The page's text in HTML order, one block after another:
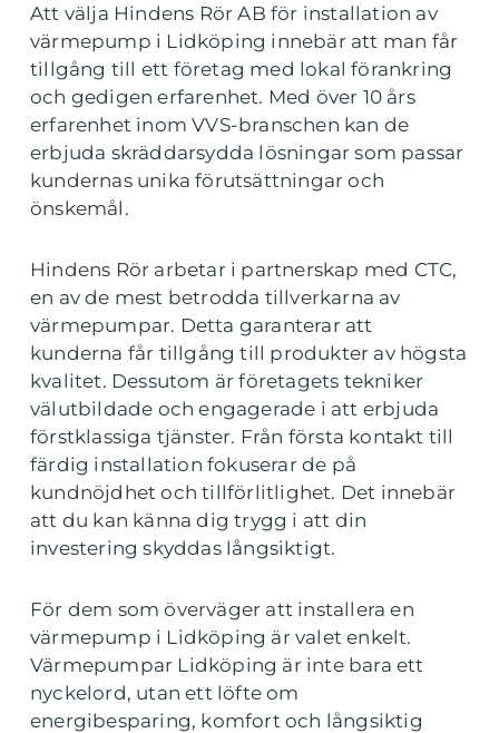
Att välja Hindens Rör AB för installation av
värmepump i Lidköping innebär att man får
tillgång till ett företag med lokal förankring
och gedigen erfarenhet. Med över 10 års
erfarenhet inom VVS-branschen kan de
erbjuda skräddarsydda lösningar som passar
kundernas unika förutsättningar och
önskemål.
Hindens Rör arbetar i partnerskap med CTC,
en av de mest betrodda tillverkarna av
värmepumpar. Detta garanterar att
kunderna får tillgång till produkter av högsta
kvalitet. Dessutom är företagets tekniker
välutbildade och engagerade i att erbjuda
förstklassiga tjänster. Från första kontakt till
färdig installation fokuserar de på
kundnöjdhet och tillförlitlighet. Det innebär
att du kan känna dig trygg i att din
investering skyddas långsiktigt.
För dem som överväger att installera en
värmepump i Lidköping är valet enkelt.
Värmepumpar Lidköping är inte bara ett
nyckelord, utan ett löfte om
energibesparing, komfort och långsiktig